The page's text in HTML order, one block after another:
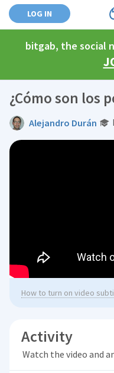
LOG IN
bitgab, the social
¿Cómo son los
Alejandro Durán
How to turn on video
Activity
Watch the video and